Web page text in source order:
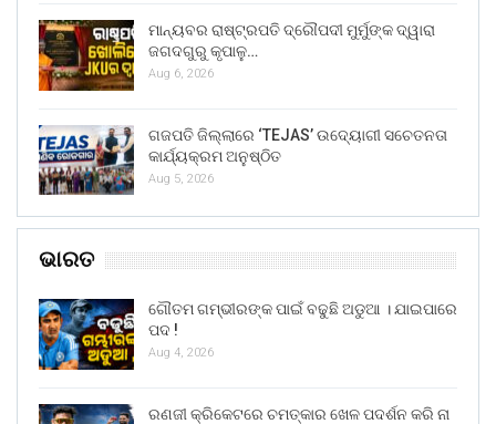
ମାନ୍ୟବର ରାଷ୍ଟ୍ରପତି ଦ୍ରୌପଦୀ ମୁର୍ମୁଙ୍କ ଦ୍ୱାରା
ଜଗଦଗୁରୁ କୃପାଳୁ…
Aug 6, 2026
ଗଜପତି ଜିଲ୍ଲାରେ ‘TEJAS’ ଉଦ୍ୟୋଗୀ ସଚେତନତା
କାର୍ଯ୍ୟକ୍ରମ ଅନୁଷ୍ଠିତ
Aug 5, 2026
ଭାରତ
ଗୌତମ ଗମ୍ଭୀରଙ୍କ ପାଇଁ ବଢୁଛି ଅଡୁଆ । ଯାଇପାରେ
ପଦ !
Aug 4, 2026
ରଣଜୀ କ୍ରିକେଟରେ ଚମତ୍କାର ଖେଳ ପଦର୍ଶନ କରି ନା